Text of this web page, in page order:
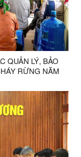
QUẢN LÝ, BẢO
RỪNG NĂM